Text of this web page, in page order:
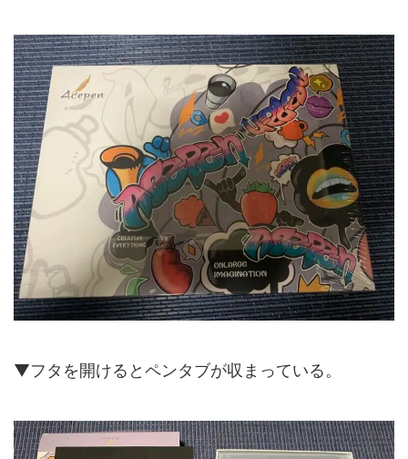
▼フタを開けるとペンタブが収まっている。